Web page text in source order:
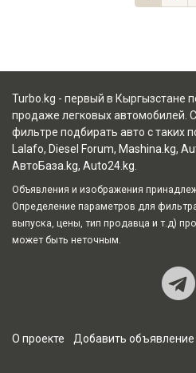
Turbo.kg - первый в Кыргызстане
продаже легковых автомобилей.
фильтре подбирать авто с таких
Lalafo, Diesel Forum, Mashina.kg,
АвтоБаза.kg, Auto24.kg
Объявления и изображения
Определение параметров для
выпуска, цены, тип продавца и т.д)
может быть неточным.
О проекте Добавить объявление